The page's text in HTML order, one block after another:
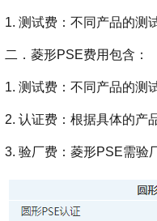
1. 测试费：不同产品的测
二．菱形PSE费用包含：
1. 测试费：不同产品的测
2. 认证费：根据具体的产
3. 验厂费：菱形PSE需验